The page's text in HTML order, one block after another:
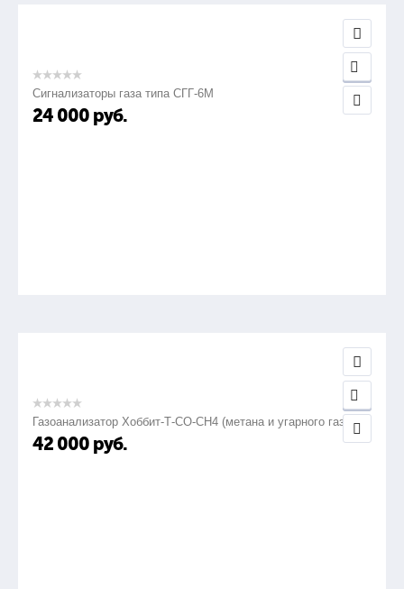
Сигнализаторы газа типа СГГ-6М
24 000 руб.
Газоанализатор Хоббит-Т-СО-СН4 (метана и угарного газа)
42 000 руб.